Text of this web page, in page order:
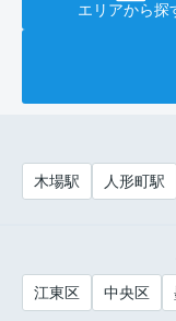
エリアから探
木場駅 人形町駅
江東区 中央区